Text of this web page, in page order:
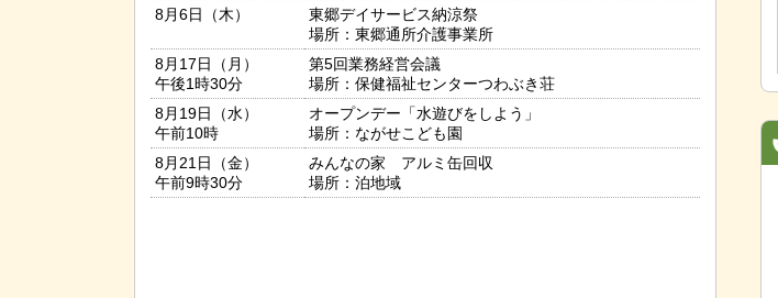
8月6日（木）
東郷デイサービス納涼祭
場所：東郷通所介護事業所
8月17日（月）
午後1時30分
第5回業務経営会議
場所：保健福祉センターつわぶき荘
8月19日（水）
午前10時
オープンデー「水遊びをしよう」
場所：ながせこども園
8月21日（金）
午前9時30分
みんなの家 アルミ缶回収
場所：泊地域